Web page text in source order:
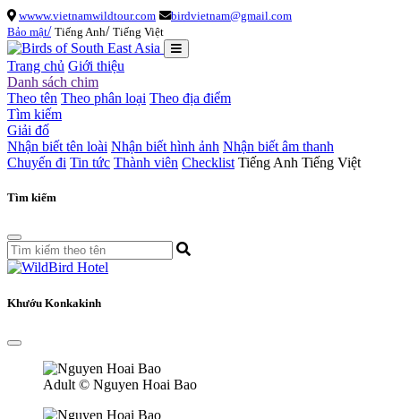
wwww.vietnamwildtour.com
birdvietnam@gmail.com
Bảo mật/ Tiếng Anh/ Tiếng Việt
Trang chủ Giới thiệu
Danh sách chim
Theo tên Theo phân loại Theo địa điểm
Tìm kiếm
Giải đố
Nhận biết tên loài Nhận biết hình ảnh Nhận biết âm thanh
Chuyến đi Tin tức Thành viên Checklist Tiếng Anh Tiếng Việt
Tìm kiếm
Khướu Konkakinh
Adult © Nguyen Hoai Bao